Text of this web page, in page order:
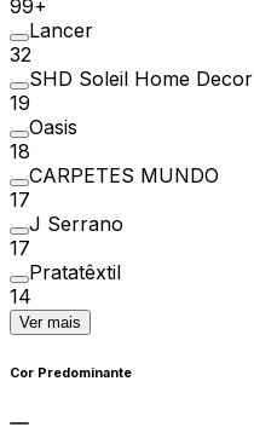
99+
Lancer
32
SHD Soleil Home Decor
19
Oasis
18
CARPETES MUNDO
17
J Serrano
17
Pratatêxtil
14
Ver mais
Cor Predominante